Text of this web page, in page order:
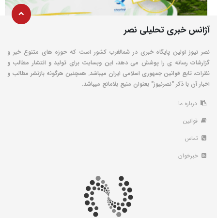
آژانس خبری تحلیلی نصر
نصر نیوز اولین پایگاه خبری در شمالغرب کشور است که حوزه های متنوع خبر و
گزارشات رسانه ی را پوشش می دهد، این وبسایت برای تولید و انتشار مطالب و
نظرات، تابع قوانین جمهوری اسلامی ایران میباشد. همچنین هرگونه بازنشر مطالب و
اخبار آن با ذکر "نصرنیوز" بعنوان منبع بلامانع میباشد.
درباره ما
قوانین
تماس
خبرخوان